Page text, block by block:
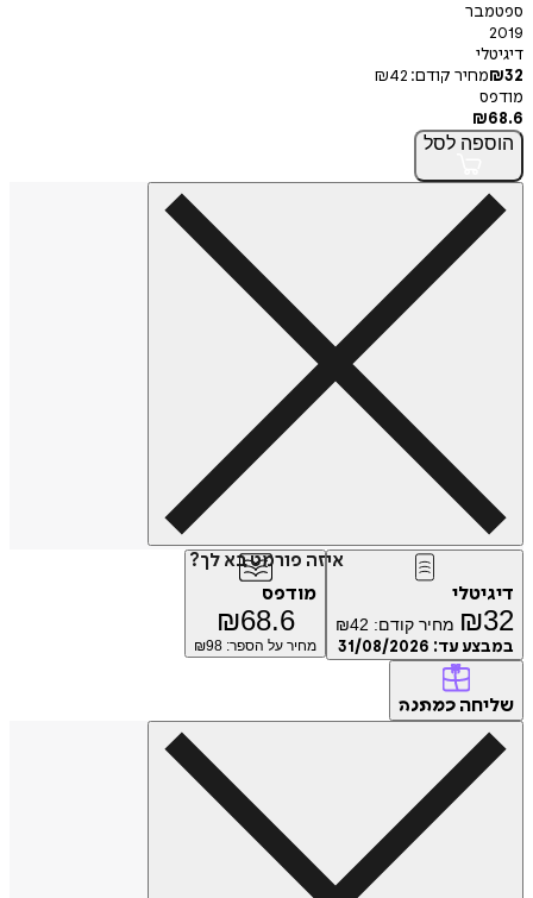
ספטמבר
2019
דיגיטלי
₪32 מחיר קודם: ₪42
מודפס
₪68.6
הוספה לסל
איזה פורמט בא לך?
דיגיטלי
₪32 מחיר קודם: ₪42
במבצע עד: 31/08/2026
מודפס
₪68.6
מחיר על הספר: ₪ 98
שליחה כמתנה